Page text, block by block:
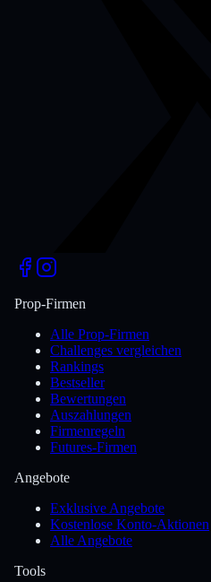
Prop-Firmen
Alle Prop-Firmen
Challenges vergleichen
Rankings
Bestseller
Bewertungen
Auszahlungen
Firmenregeln
Futures-Firmen
Angebote
Exklusive Angebote
Kostenlose Konto-Aktionen
Alle Angebote
Tools